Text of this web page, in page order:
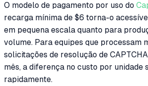
O modelo de pagamento por uso do
recarga mínima de $6 torna-o
em pequena escala quanto para
volume. Para equipes que processam
solicitações de resolução de
mês, a diferença no custo por unidade
rapidamente.